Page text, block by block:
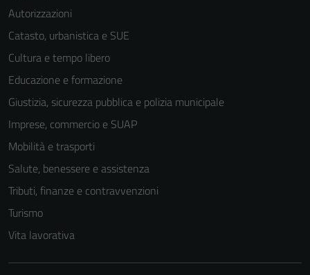
Autorizzazioni
Catasto, urbanistica e SUE
Cultura e tempo libero
Educazione e formazione
Giustizia, sicurezza pubblica e polizia municipale
Imprese, commercio e SUAP
Mobilità e trasporti
Salute, benessere e assistenza
Tributi, finanze e contravvenzioni
Turismo
Vita lavorativa